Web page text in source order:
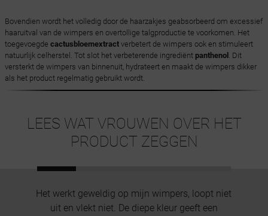
Bovendien wordt het volledig door de haarzakjes geabsorbeerd om excessief
haaruitval van de wimpers en overtollige talgproductie te voorkomen. Het
toegevoegde cactusbloemextractverbetert de wimpers ook en stimuleert
natuurlijk celherstel. Tot slot het verbeterende ingrediënt panthenol . Dit
versterkt de wimpers van binnenuit, hydrateert en maakt de wimpers dikker
als het product regelmatig gebruikt wordt.
LEES WAT VROUWEN OVER HET
PRODUCT ZEGGEN
Het werkt geweldig op mijn wimpers, loopt niet
uit en vlekt niet. De diepe kleur geeft een